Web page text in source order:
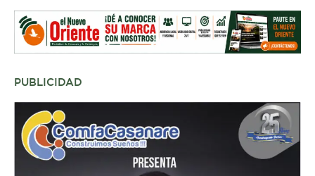
PUBLICIDAD